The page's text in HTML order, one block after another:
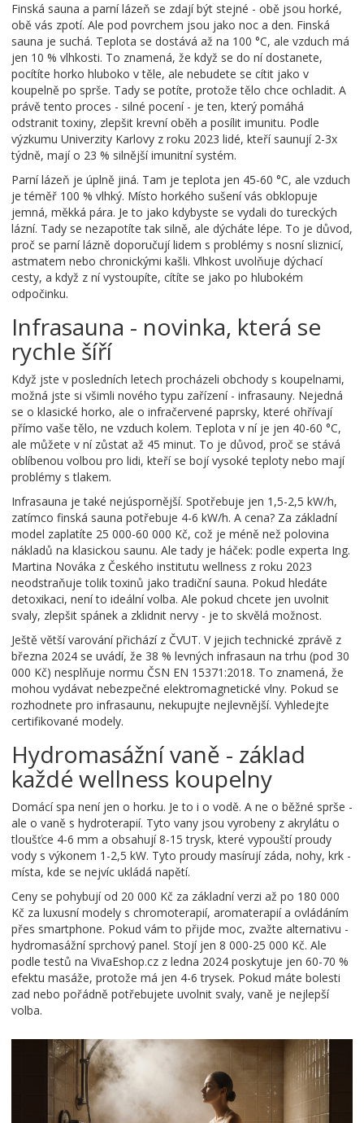
Finská sauna a parní lázeň se zdají být stejné - obě jsou horké,
obě vás zpotí. Ale pod povrchem jsou jako noc a den. Finská
sauna je suchá. Teplota se dostává až na 100 °C, ale vzduch má
jen 10 % vlhkosti. To znamená, že když se do ní dostanete,
pocítíte horko hluboko v těle, ale nebudete se cítit jako v
koupelně po sprše. Tady se potíte, protože tělo chce ochladit. A
právě tento proces - silné pocení - je ten, který pomáhá
odstranit toxiny, zlepšit krevní oběh a posílit imunitu. Podle
výzkumu Univerzity Karlovy z roku 2023 lidé, kteří saunují 2-3x
týdně, mají o 23 % silnější imunitní systém.
Parní lázeň je úplně jiná. Tam je teplota jen 45-60 °C, ale vzduch
je téměř 100 % vlhký. Místo horkého sušení vás obklopuje
jemná, měkká pára. Je to jako kdybyste se vydali do tureckých
lázní. Tady se nezapotíte tak silně, ale dýcháte lépe. To je důvod,
proč se parní lázně doporučují lidem s problémy s nosní sliznicí,
astmatem nebo chronickými kašli. Vlhkost uvolňuje dýchací
cesty, a když z ní vystoupíte, cítíte se jako po hlubokém
odpočinku.
Infrasauna - novinka, která se
rychle šíří
Když jste v posledních letech procházeli obchody s koupelnami,
možná jste si všimli nového typu zařízení - infrasauny. Nejedná
se o klasické horko, ale o infračervené paprsky, které ohřívají
přímo vaše tělo, ne vzduch kolem. Teplota v ní je jen 40-60 °C,
ale můžete v ní zůstat až 45 minut. To je důvod, proč se stává
oblíbenou volbou pro lidi, kteří se bojí vysoké teploty nebo mají
problémy s tlakem.
Infrasauna je také nejúspornější. Spotřebuje jen 1,5-2,5 kW/h,
zatímco finská sauna potřebuje 4-6 kW/h. A cena? Za základní
model zaplatíte 25 000-60 000 Kč, což je méně než polovina
nákladů na klasickou saunu. Ale tady je háček: podle experta Ing.
Martina Nováka z Českého institutu wellness z roku 2023
neodstraňuje tolik toxinů jako tradiční sauna. Pokud hledáte
detoxikaci, není to ideální volba. Ale pokud chcete jen uvolnit
svaly, zlepšit spánek a zklidnit nervy - je to skvělá možnost.
Ještě větší varování přichází z ČVUT. V jejich technické zprávě z
března 2024 se uvádí, že 38 % levných infrasaun na trhu (pod 30
000 Kč) nesplňuje normu ČSN EN 15371:2018. To znamená, že
mohou vydávat nebezpečné elektromagnetické vlny. Pokud se
rozhodnete pro infrasaunu, nekupujte nejlevnější. Vyhledejte
certifikované modely.
Hydromasážní vaně - základ
každé wellness koupelny
Domácí spa není jen o horku. Je to i o vodě. A ne o běžné sprše -
ale o vaně s hydroterapií. Tyto vany jsou vyrobeny z akrylátu o
tloušťce 4-6 mm a obsahují 8-15 trysk, které vypouští proudy
vody s výkonem 1-2,5 kW. Tyto proudy masírují záda, nohy, krk -
místa, kde se nejvíc ukládá napětí.
Ceny se pohybují od 20 000 Kč za základní verzi až po 180 000
Kč za luxusní modely s chromoterapií, aromaterapií a ovládáním
přes smartphone. Pokud vám to přijde moc, zvažte alternativu -
hydromasážní sprchový panel. Stojí jen 8 000-25 000 Kč. Ale
podle testů na VivaEshop.cz z ledna 2024 poskytuje jen 60-70 %
efektu masáže, protože má jen 4-6 trysek. Pokud máte bolesti
zad nebo pořádně potřebujete uvolnit svaly, vaně je nejlepší
volba.